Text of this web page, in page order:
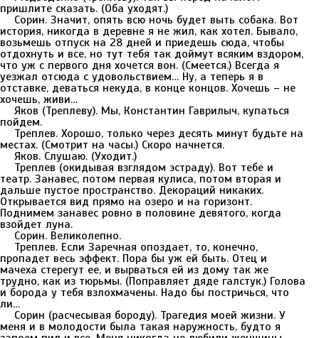
пришлите сказать. (Оба уходят.)
Сорин. Значит, опять всю ночь будет выть собака. Вот
история, никогда в деревне я не жил, как хотел. Бывало,
возьмешь отпуск на 28 дней и приедешь сюда, чтобы
отдохнуть и все, но тут тебя так доймут всяким вздором,
что уж с первого дня хочется вон. (Смеется.) Всегда я
уезжал отсюда с удовольствием… Ну, а теперь я в
отставке, деваться некуда, в конце концов. Хочешь – не
хочешь, живи…
Яков (Треплеву). Мы, Константин Гаврилыч, купаться
пойдем.
Треплев. Хорошо, только через десять минут будьте на
местах. (Смотрит на часы.) Скоро начнется.
Яков. Слушаю. (Уходит.)
Треплев (окидывая взглядом эстраду). Вот тебе и
театр. Занавес, потом первая кулиса, потом вторая и
дальше пустое пространство. Декораций никаких.
Открывается вид прямо на озеро и на горизонт.
Поднимем занавес ровно в половине девятого, когда
взойдет луна.
Сорин. Великолепно.
Треплев. Если Заречная опоздает, то, конечно,
пропадет весь эффект. Пора бы уж ей быть. Отец и
мачеха стерегут ее, и вырваться ей из дому так же
трудно, как из тюрьмы. (Поправляет дяде галстук.) Голова
и борода у тебя взлохмачены. Надо бы постричься, что
ли…
Сорин (расчесывая бороду). Трагедия моей жизни. У
меня и в молодости была такая наружность, будто я